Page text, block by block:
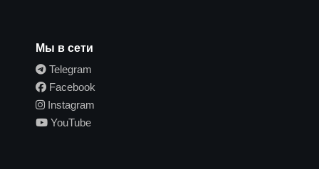
Мы в сети
Telegram
Facebook
Instagram
YouTube